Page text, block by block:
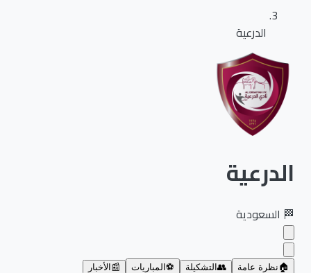
الدرعية
الدرعية
السعودية
نظرة عامة 👥 التشكيلة ⚽ المباريات 📰 الأخبار